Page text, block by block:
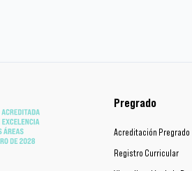
Pregrado
Acreditación Pregrado
Registro Curricular